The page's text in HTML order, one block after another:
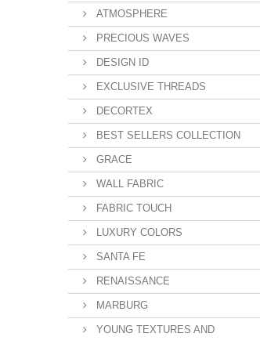
ATMOSPHERE
PRECIOUS WAVES
DESIGN ID
EXCLUSIVE THREADS
DECORTEX
BEST SELLERS COLLECTION
GRACE
WALL FABRIC
FABRIC TOUCH
LUXURY COLORS
SANTA FE
RENAISSANCE
MARBURG
YOUNG TEXTURES AND